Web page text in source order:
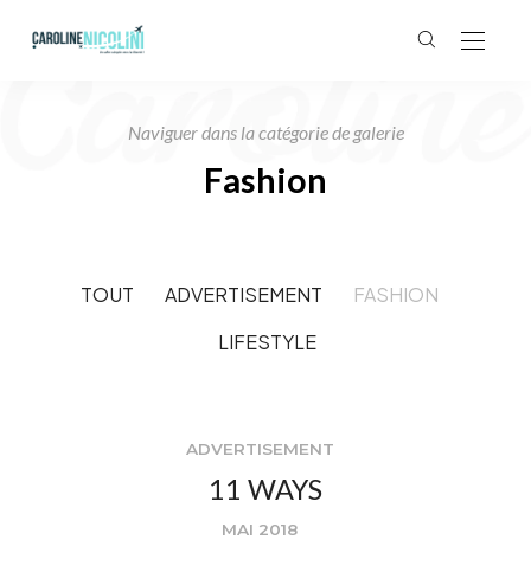
Naviguer dans la catégorie de galerie
Fashion
TOUT ADVERTISEMENT
FASHION
LIFESTYLE
ADVERTISEMENT
11 WAYS
MAI 2018